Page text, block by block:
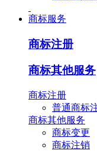
商标服务
商标注册
商标其他服务
商标注册
普通商标
商标其他服务
商标变更
商标注销